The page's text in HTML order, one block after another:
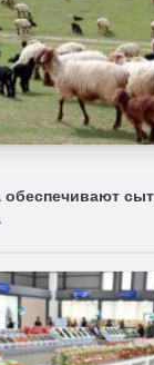
обеспечивают